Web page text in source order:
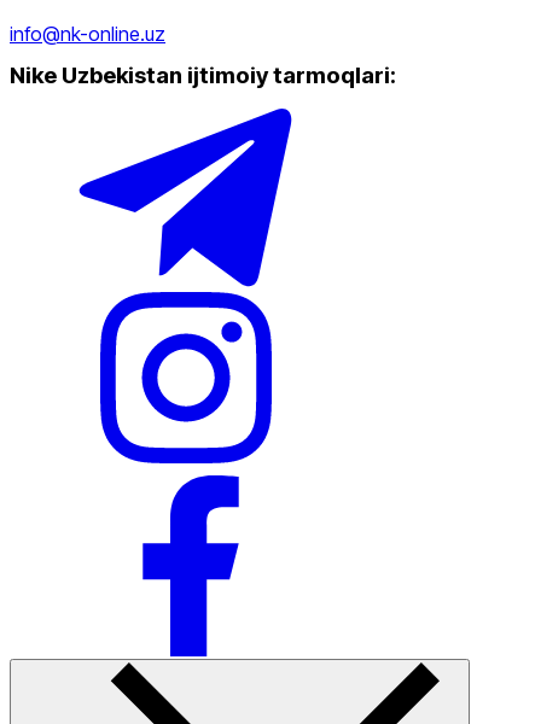
info@nk-online.uz
Nike Uzbekistan ijtimoiy tarmoqlari: